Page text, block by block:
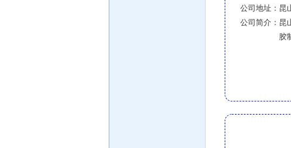
公司地址： 昆
公司简介： 昆
胶